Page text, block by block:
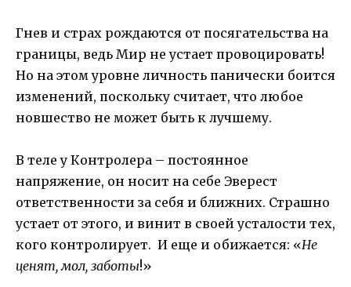
Гнев и страх рождаются от посягательства на
границы, ведь Мир не устает провоцировать!
Но на этом уровне личность панически боится
изменений, поскольку считает, что любое
новшество не может быть к лучшему.
В теле у Контролера – постоянное
напряжение, он носит на себе Эверест
ответственности за себя и ближних. Страшно
устает от этого, и винит в своей усталости тех,
кого контролирует. И еще и обижается: «Не
ценят, мол, заботы!»